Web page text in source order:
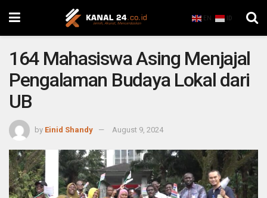
EN ID
164 Mahasiswa Asing Menjajal
Pengalaman Budaya Lokal dari
UB
by Einid Shandy August 9, 2024